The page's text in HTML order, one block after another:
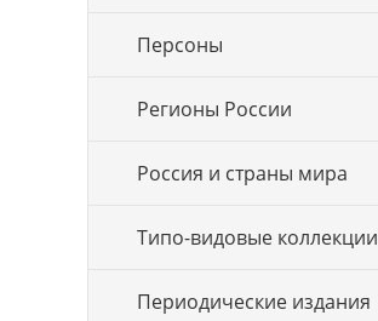
Персоны
Регионы России
Россия и страны мира
Типо-видовые коллекции
Периодические издания